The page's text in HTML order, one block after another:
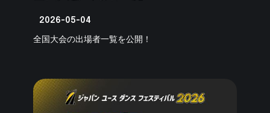
2026-05-04
全国大会の出場者一覧を公開！